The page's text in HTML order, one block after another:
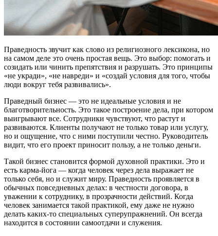
Праведность звучит как слово из религиозного лексикона, но
на самом деле это очень простая вещь. Это выбор: помогать и
созидать или чинить препятствия и разрушать. Это принципы
«не укради», «не навреди» и «создай условия для того, чтобы
люди вокруг тебя развивались».
Праведный бизнес — это не идеальные условия и не
благотворительность. Это такое построение дела, при котором
выигрывают все. Сотрудники чувствуют, что растут и
развиваются. Клиенты получают не только товар или услугу,
но и ощущение, что с ними поступили честно. Руководитель
видит, что его проект приносит пользу, а не только деньги.
Такой бизнес становится формой духовной практики. Это и
есть карма-йога — когда человек через дела выражает не
только себя, но и служит миру. Праведность проявляется в
обычных повседневных делах: в честности договора, в
уважении к сотруднику, в прозрачности действий. Когда
человек занимается такой практикой, ему даже не нужно
делать каких-то специальных суперупражнений. Он всегда
находится в состоянии самоотдачи и служения.